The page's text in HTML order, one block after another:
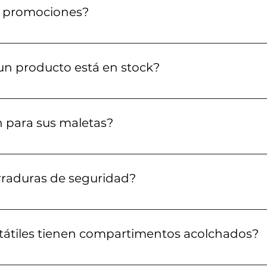
y promociones especiales. Te
producto está en stock?
la disponibilidad actual. Si un producto está
para sus maletas?
con materiales duraderos y ligeros como
de seguridad?
están equipadas con cerraduras de combinación
tienen compartimentos acolchados?
cuentan con compartimentos acolchados y